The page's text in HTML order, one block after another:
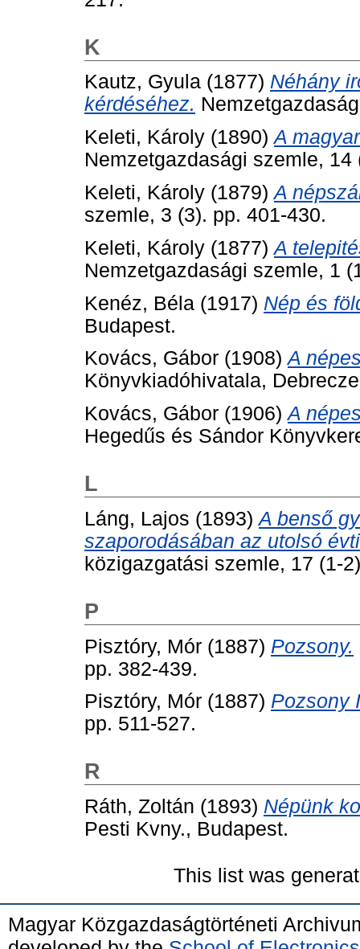
K
Kautz, Gyula (1877) Néhány
kérdéséhez.
Keleti, Károly (1890)A
Nemzetgazdasági szemle, 14
Keleti, Károly (1879)A
szemle, 3 (3). pp. 401-430.
Keleti, Károly (1877)A
Nemzetgazdasági szemle, 1
Kenéz, Béla (1917) Nép és
Budapest.
Kovács, Gábor (1908)A
Könyvkiadóhivatala,
Kovács, Gábor (1906)A
Hegedűs és Sándor
L
Láng, Lajos (1893)A benső
szaporodásában az utolsó
közigazgatási szemle, 17 (1-
P
Pisztóry, Mór (1887) Pozsony.
pp. 382-439.
Pisztóry, Mór (1887) Pozsony
pp. 511-527.
R
Ráth, Zoltán (1893) Népünk
Pesti Kvny., Budapest.
This list was
Magyar Közgazdaságtörténeti